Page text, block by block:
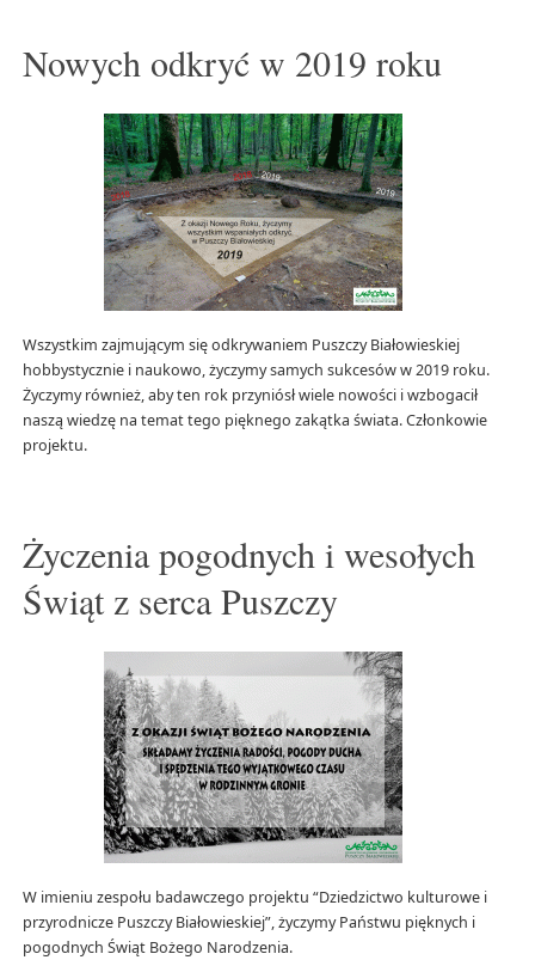
Nowych odkryć w 2019 roku
Wszystkim zajmującym się odkrywaniem Puszczy Białowieskiej
hobbystycznie i naukowo, życzymy samych sukcesów w 2019 roku.
Życzymy również, aby ten rok przyniósł wiele nowości i wzbogacił
naszą wiedzę na temat tego pięknego zakątka świata. Członkowie
projektu.
Życzenia pogodnych i wesołych
Świąt z serca Puszczy
W imieniu zespołu badawczego projektu “Dziedzictwo kulturowe i
przyrodnicze Puszczy Białowieskiej”, życzymy Państwu pięknych i
pogodnych Świąt Bożego Narodzenia.